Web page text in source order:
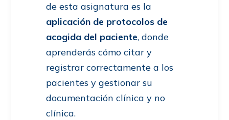
de esta asignatura es la
aplicación de protocolos de
acogida del paciente, donde
aprenderás cómo citar y
registrar correctamente a los
pacientes y gestionar su
documentación clínica y no
clínica.